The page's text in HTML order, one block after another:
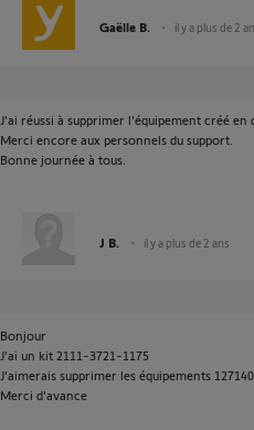
Gaëlle B. il y a plus de 2
J'ai réussi à supprimer l'équipement créé
Merci encore aux personnels du support.
Bonne journée à tous.
J B. il y a plus de 2 ans
Bonjour
J’ai un kit 2111-3721-1175
J’aimerais supprimer les équipements
Merci d'avance